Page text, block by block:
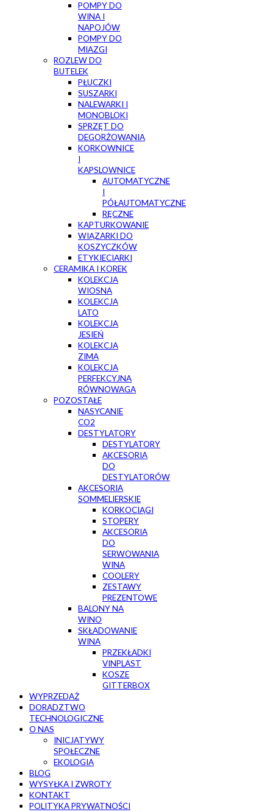
POMPY DO
WINA I
NAPOJÓW
POMPY DO
MIAZGI
ROZLEW DO
BUTELEK
PŁUCZKI
SUSZARKI
NALEWARKI I
MONOBLOKI
SPRZĘT DO
DEGORŻOWANIA
KORKOWNICE
I
KAPSLOWNICE
AUTOMATYCZNE
I
PÓŁAUTOMATYCZNE
RĘCZNE
KAPTURKOWANIE
WIĄZARKI DO
KOSZYCZKÓW
ETYKIECIARKI
CERAMIKA I KOREK
KOLEKCJA
WIOSNA
KOLEKCJA
LATO
KOLEKCJA
JESIEŃ
KOLEKCJA
ZIMA
KOLEKCJA
PERFEKCYJNA
RÓWNOWAGA
POZOSTAŁE
NASYCANIE
CO2
DESTYLATORY
DESTYLATORY
AKCESORIA
DO
DESTYLATORÓW
AKCESORIA
SOMMELIERSKIE
KORKOCIĄGI
STOPERY
AKCESORIA
DO
SERWOWANIA
WINA
COOLERY
ZESTAWY
PREZENTOWE
BALONY NA
WINO
SKŁADOWANIE
WINA
PRZEKŁADKI
VINPLAST
KOSZE
GITTERBOX
WYPRZEDAŻ
DORADZTWO
TECHNOLOGICZNE
O NAS
INICJATYWY
SPOŁECZNE
EKOLOGIA
BLOG
WYSYŁKA I ZWROTY
KONTAKT
POLITYKA PRYWATNOŚCI